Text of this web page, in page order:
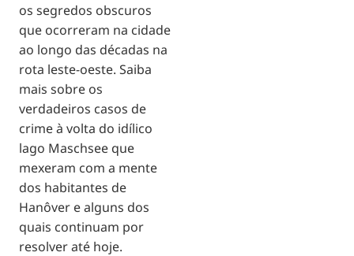
os segredos obscuros
que ocorreram na cidade
ao longo das décadas na
rota leste-oeste. Saiba
mais sobre os
verdadeiros casos de
crime à volta do idílico
lago Maschsee que
mexeram com a mente
dos habitantes de
Hanôver e alguns dos
quais continuam por
resolver até hoje.